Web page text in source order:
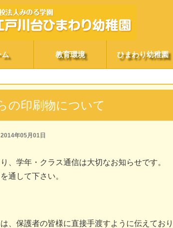
教育環境 ひまわり幼稚園
の印刷物について
年05月01日
、学年・クラス通信は大切なお知らせです。
通して下さい。
、保護者の皆様に直接手渡すように伝えてお